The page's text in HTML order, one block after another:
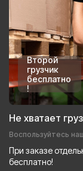
Второй
грузчик
бесплатно
!
Не хватает
Воспользуйтесь
При заказе
бесплатно!